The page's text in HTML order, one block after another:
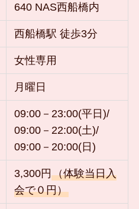
640 NAS西船橋内
西船橋駅 徒歩3分
女性専用
月曜日
09:00－23:00(平日)/
09:00－22:00(土)/
09:00－20:00(日)
3,300円（体験当日入
会で０円）